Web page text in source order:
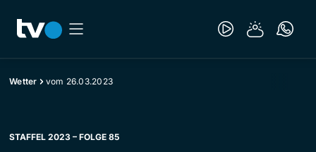
Wetter vom 26.03.2023
STAFFEL 2023 – FOLGE 85